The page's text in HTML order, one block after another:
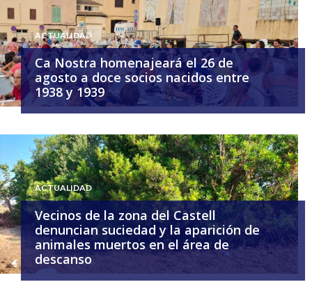
ACTUALIDAD
Ca Nostra homenajeará el 26 de
agosto a doce socios nacidos entre
1938 y 1939
ACTUALIDAD
Vecinos de la zona del Castell
denuncian suciedad y la aparición de
animales muertos en el área de
descanso